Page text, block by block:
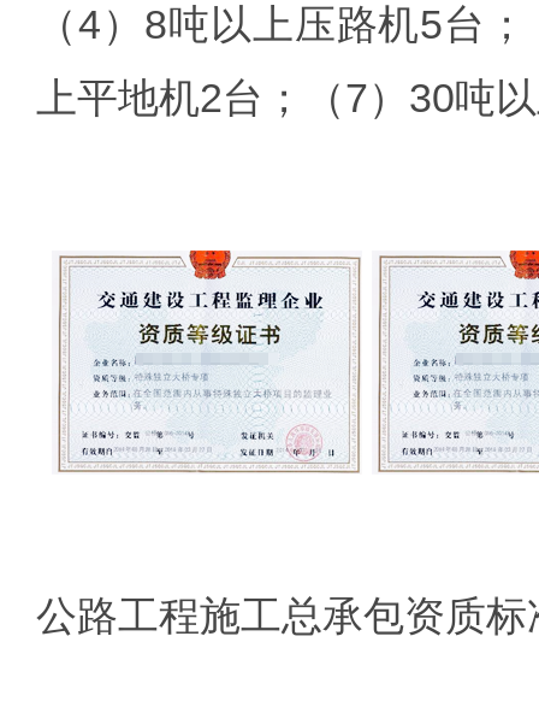
（4）8吨以上压路机5台
上平地机2台；（7）30吨
公路工程施工总承包资质